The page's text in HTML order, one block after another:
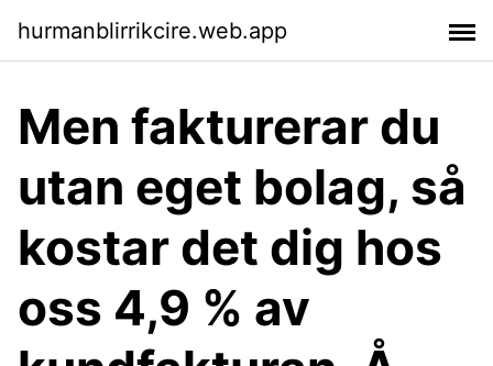
hurmanblirrikcire.web.app
Men fakturerar du
utan eget bolag, så
kostar det dig hos
oss 4,9 % av